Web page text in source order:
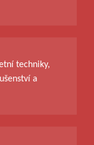
techniky,
a